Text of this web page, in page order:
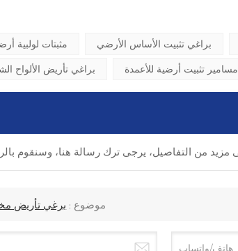
مثبتات لولبية براغي تثبيت الأساس الأرضي
براغي تأريض الألواح مسامير تثبيت أرضية للأعمدة
موضوع : برغي تأريض